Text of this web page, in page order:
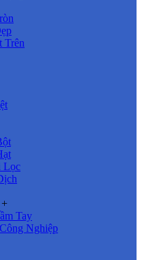
Trên
Lọc
+
Tay
Nghiệp